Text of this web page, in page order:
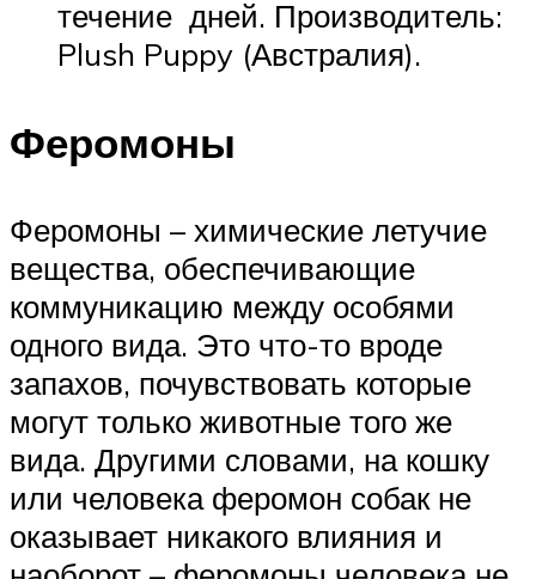
течение дней. Производитель:
Plush Puppy (Австралия).
Феромоны
Феромоны – химические летучие
вещества, обеспечивающие
коммуникацию между особями
одного вида. Это что-то вроде
запахов, почувствовать которые
могут только животные того же
вида. Другими словами, на кошку
или человека феромон собак не
оказывает никакого влияния и